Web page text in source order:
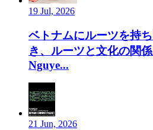
19 Jul, 2026
ベトナムにルーツを持
き、ルーツと文化の関
Nguye...
21 Jun, 2026